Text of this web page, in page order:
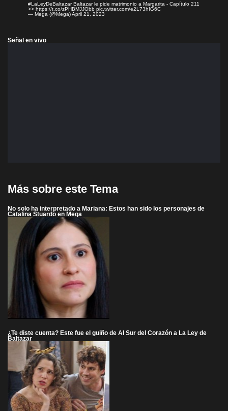
#LaLeyDeBaltazarBaltazar le pide matrimonio a Margarita - Capítulo 211
>> https://t.co/zPHBMJJObb pic.twitter.com/e2L73hIG6C
— Mega (@Mega)April 21, 2023
Señal en vivo
Más sobre este Tema
No solo ha interpretado a Mariana: Estos han sido los personajes de
Catalina Stuardo en Mega
¿Te diste cuenta? Este fue el guiño de Al Sur del Corazón a La Ley de
Baltazar